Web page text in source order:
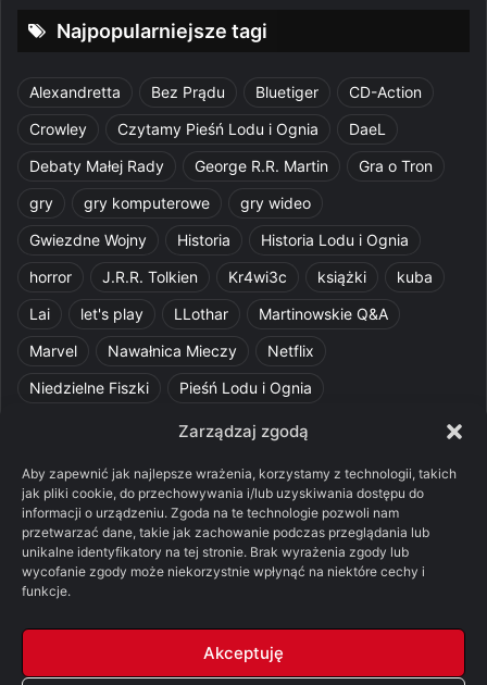
Zarządzaj zgodą
Aby zapewnić jak najlepsze wrażenia, korzystamy z technologii, takich
jak pliki cookie, do przechowywania i/lub uzyskiwania dostępu do
informacji o urządzeniu. Zgoda na te technologie pozwoli nam
przetwarzać dane, takie jak zachowanie podczas przeglądania lub
unikalne identyfikatory na tej stronie. Brak wyrażenia zgody lub
wycofanie zgody może niekorzystnie wpłynąć na niektóre cechy i
funkcje.
Akceptuję
Najpopularniejsze tagi
Alexandretta Bez Prądu Bluetiger
CD-Action
Crowley
Czytamy Pieśń Lodu i Ognia
DaeL
Debaty Małej Rady
George R.R. Martin
Gra o Tron
gry
gry komputerowe
gry wideo
Gwiezdne Wojny
Historia
Historia Lodu i Ognia
horror
J.R.R. Tolkien Kr4wi3c książki
kuba
Lai
let's play LLothar
Martinowskie Q&A
Marvel
Nawałnica Mieczy
Netflix
Niedzielne Fiszki
Pieśń Lodu i Ognia
Pquelim
Pytania do maesterów
recenzja książki
Ród Smoka Silmarillion
SithFrog
Starcie Królów
Star Wars
Szalone Teorie
Tolkienowskie Q&A
Voo
Wieści z Cytadeli